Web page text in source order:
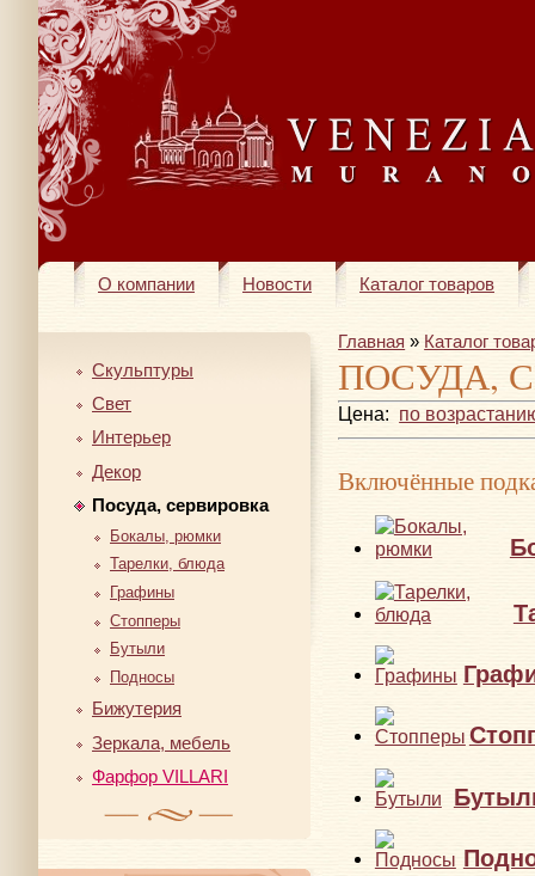
О компании Новости Каталог товаров
Скульптуры
Свет
Интерьер
Декор
Посуда, сервировка
Бокалы, рюмки
Тарелки, блюда
Графины
Стопперы
Бутыли
Подносы
Бижутерия
Зеркала, мебель
Фарфор VILLARI
Главная » Каталог
ПОСУДА,
Цена: по
Включённые